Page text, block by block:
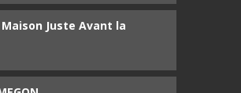
Maison Juste Avant la